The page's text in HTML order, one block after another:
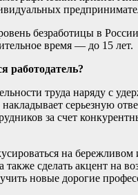
безработицы в
время — до 15 лет.
работодатель?
труда наряду с
серьезную
за счет
на
сделать акцент на
новые дорогие